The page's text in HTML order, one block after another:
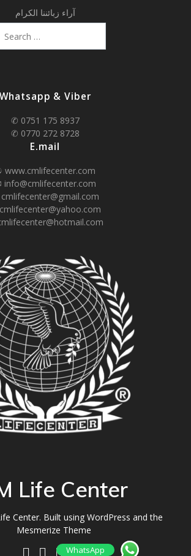
آراء زبائننا الكرام
Whatsapp & Viber
✆ 0751 175 8937
✆ 0770 272 8728
E.mail
www.cmlifecenter.com
info@cmlifecenter.com
Life Center
Center. Built using WordPress and the
Mesmerize Theme
WhatsApp